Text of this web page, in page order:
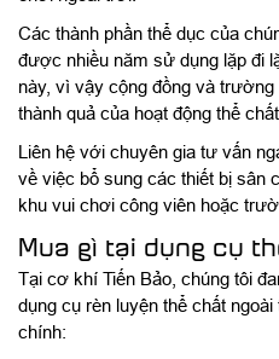
Các thành phần thể dục của
được nhiều năm sử dụng lặp đi
này, vì vậy cộng đồng và
thành quả của hoạt động thể chất.
Liên hệ với chuyên gia tư vấn
về việc bổ sung các thiết bị sân
khu vui chơi công viên hoặc
Mua gì tại dụng cụ
Tại cơ khí Tiến Bảo, chúng tôi
dụng cụ rèn luyện thể chất
chính: